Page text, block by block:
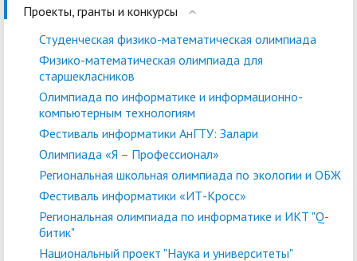
Проекты, гранты и конкурсы
Студенческая физико-математическая олимпиада
Физико-математическая олимпиада для
старшекласников
Олимпиада по информатике и информационно-
компьютерным технологиям
Фестиваль информатики АнГТУ: Залари
Олимпиада «Я – Профессионал»
Региональная школьная олимпиада по экологии и ОБЖ
Фестиваль информатики «ИТ-Кросс»
Региональная олимпиада по информатике и ИКТ "Q-
битик"
Национальный проект "Наука и университеты"